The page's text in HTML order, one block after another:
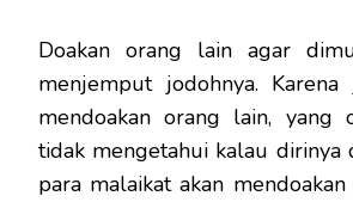
Doakan orang lain agar
menjemput jodohnya. Karena
mendoakan orang lain, yang
tidak mengetahui kalau dirinya
para malaikat akan